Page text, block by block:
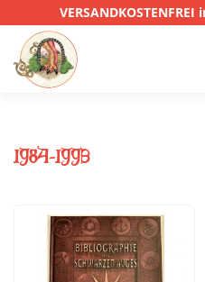
SONSTIGE
1984-1993